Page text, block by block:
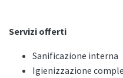
Servizi offerti
Sanificazione interna
Igienizzazione